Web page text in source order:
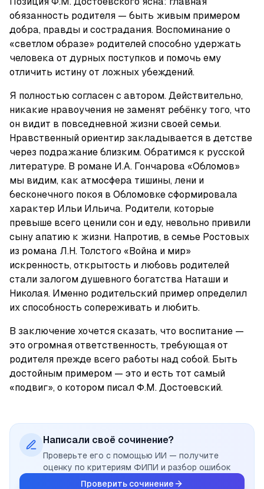
обязанность родителя — быть живым примером
добра, правды и сострадания. Воспоминание о
«светлом образе» родителей способно удержать
человека от дурных поступков и помочь ему
отличить истину от ложных убеждений.
Я полностью согласен с автором. Действительно,
никакие нравоучения не заменят ребёнку того, что
он видит в повседневной жизни своей семьи.
Нравственный ориентир закладывается в детстве
через подражание близким. Обратимся к русской
литературе. В романе И.А. Гончарова «Обломов»
мы видим, как атмосфера тишины, лени и
бесконечного покоя в Обломовке сформировала
характер Ильи Ильича. Родители, которые
превыше всего ценили сон и еду, невольно привили
сыну апатию к жизни. Напротив, в семье Ростовых
из романа Л.Н. Толстого «Война и мир»
искренность, открытость и любовь родителей
стали залогом душевного богатства Наташи и
Николая. Именно родительский пример определил
их способность сопереживать и любить.
В заключение хочется сказать, что воспитание —
это огромная ответственность, требующая от
родителя прежде всего работы над собой. Быть
достойным примером — это и есть тот самый
«подвиг», о котором писал Ф.М. Достоевский.
Написали своё сочинение?
Проверьте его с помощью ИИ — получите
оценку по критериям ФИПИ и разбор ошибок
Проверить сочинение